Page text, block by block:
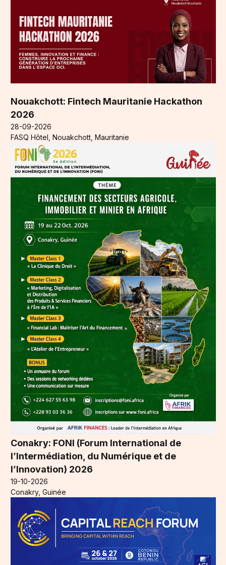
Nouakchott: Fintech Mauritanie Hackathon
2026
28-09-2026
FASQ Hôtel, Nouakchott, Mauritanie
Conakry: FONI (Forum International de
l’Intermédiation, du Numérique et de
l’Innovation) 2026
19-10-2026
Conakry, Guinée